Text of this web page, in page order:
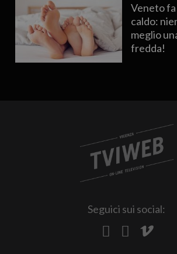
Veneto
caldo:
meglio
fredda!
Seguici sui social: